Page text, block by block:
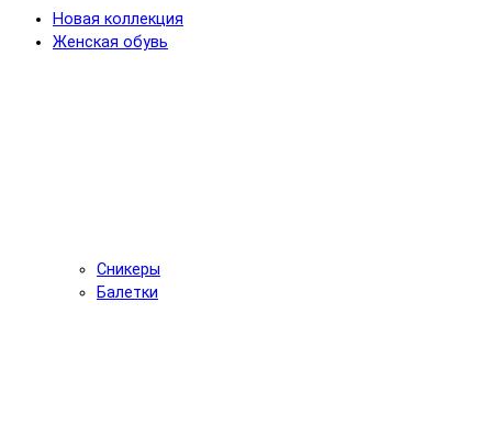
Новая коллекция
Женская обувь
Сникеры
Балетки